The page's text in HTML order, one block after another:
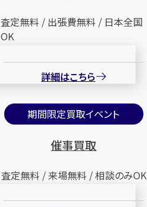
査定無料 / 出張費無料 / 日本全国
OK
詳細はこちら
期間限定買取イベント
催事買取
査定無料 / 来場無料 / 相談のみOK